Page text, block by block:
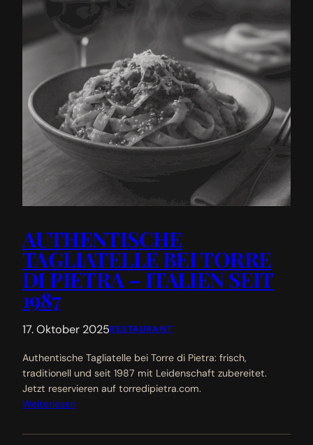
AUTHENTISCHE
TAGLIATELLE BEI TORRE
DI PIETRA – ITALIEN SEIT
1987
17. Oktober 2025RESTAURANT
Authentische Tagliatelle bei Torre di Pietra: frisch,
traditionell und seit 1987 mit Leidenschaft zubereitet.
Jetzt reservieren auf torredipietra.com.
Weiterlesen